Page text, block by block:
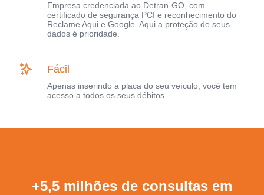
Empresa credenciada ao Detran-GO, com
certificado de segurança PCI e reconhecimento do
Reclame Aqui e Google. Aqui a proteção de seus
dados é prioridade.
Fácil
Apenas inserindo a placa do seu veículo, você tem
acesso a todos os seus débitos.
+5,5 milhões de consultas em